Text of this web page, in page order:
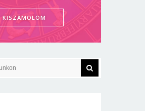
KISZÁMOLOM